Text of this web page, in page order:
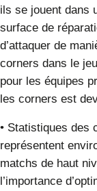
ils se jouent dans
surface de
d’attaquer de
corners dans le
pour les équipes
les corners est
• Statistiques des
représentent
matchs de haut
l’importance